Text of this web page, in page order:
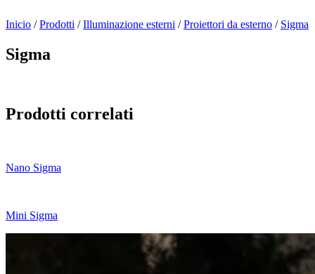
Inicio / Prodotti / Illuminazione esterni / Proiettori da esterno / Sigma
Sigma
Prodotti correlati
Nano Sigma
Mini Sigma